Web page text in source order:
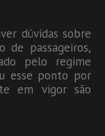
dúvidas sobre
passageiros,
pelo regime
esse ponto por
em vigor são